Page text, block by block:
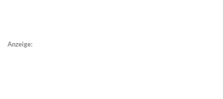
Anzeige: